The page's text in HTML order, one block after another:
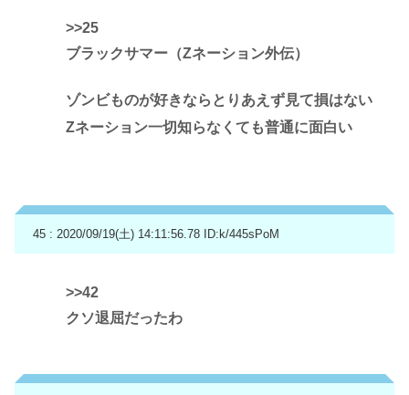
>>25
ブラックサマー（Zネーション外伝）
ゾンビものが好きならとりあえず見て損はない
Zネーション一切知らなくても普通に面白い
45 : 2020/09/19(土) 14:11:56.78 ID:k/445sPoM
>>42
クソ退屈だったわ